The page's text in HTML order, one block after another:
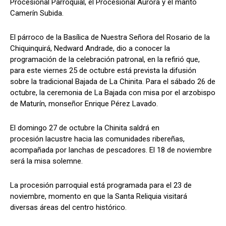
Procesional Parroquial, el Procesional Aurora y el manto
Camerín Subida.
El párroco de la Basílica de Nuestra Señora del Rosario de la
Chiquinquirá, Nedward Andrade, dio a conocer la
programación de la celebración patronal, en la refirió que,
para este viernes 25 de octubre está prevista la difusión
sobre la tradicional Bajada de La Chinita. Para el sábado 26 de
octubre, la ceremonia de La Bajada con misa por el arzobispo
de Maturín, monseñor Enrique Pérez Lavado.
El domingo 27 de octubre la Chinita saldrá en
procesión lacustre hacia las comunidades ribereñas,
acompañada por lanchas de pescadores. El 18 de noviembre
será la misa solemne.
La procesión parroquial está programada para el 23 de
noviembre, momento en que la Santa Reliquia visitará
diversas áreas del centro histórico.